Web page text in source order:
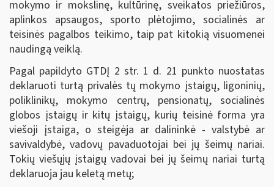
mokymo ir mokslinę, kultūrinę, sveikatos priežiūros,
aplinkos apsaugos, sporto plėtojimo, socialinės ar
teisinės pagalbos teikimo, taip pat kitokią visuomenei
naudingą veiklą.
Pagal papildyto GTDĮ 2 str. 1 d. 21 punkto nuostatas
deklaruoti turtą privalės tų mokymo įstaigų, ligoninių,
poliklinikų, mokymo centrų, pensionatų, socialinės
globos įstaigų ir kitų įstaigų, kurių teisinė forma yra
viešoji įstaiga, o steigėja ar dalininkė - valstybė ar
savivaldybė, vadovų pavaduotojai bei jų šeimų nariai.
Tokių viešųjų įstaigų vadovai bei jų šeimų nariai turtą
deklaruoja jau keletą metų;